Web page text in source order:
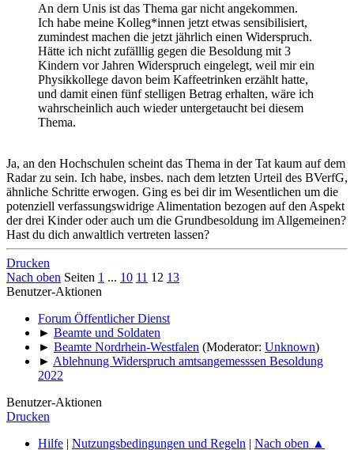
An dern Unis ist das Thema gar nicht angekommen.
Ich habe meine Kolleg*innen jetzt etwas sensibilisiert,
zumindest machen die jetzt jährlich einen Widerspruch.
Hätte ich nicht zufälllig gegen die Besoldung mit 3
Kindern vor Jahren Widerspruch eingelegt, weil mir ein
Physikkollege davon beim Kaffeetrinken erzählt hatte,
und damit einen fünf stelligen Betrag erhalten, wäre ich
wahrscheinlich auch wieder untergetaucht bei diesem
Thema.
Ja, an den Hochschulen scheint das Thema in der Tat kaum auf dem
Radar zu sein. Ich habe, insbes. nach dem letzten Urteil des BVerfG,
ähnliche Schritte erwogen. Ging es bei dir im Wesentlichen um die
potenziell verfassungswidrige Alimentation bezogen auf den Aspekt
der drei Kinder oder auch um die Grundbesoldung im Allgemeinen?
Hast du dich anwaltlich vertreten lassen?
Drucken
Nach oben Seiten 1 ... 10 11 12 13
Benutzer-Aktionen
Forum Öffentlicher Dienst
► Beamte und Soldaten
► Beamte Nordrhein-Westfalen (Moderator: Unknown)
► Ablehnung Widerspruch amtsangemesssen Besoldung
2022
Benutzer-Aktionen
Drucken
Hilfe | Nutzungsbedingungen und Regeln | Nach oben ▲